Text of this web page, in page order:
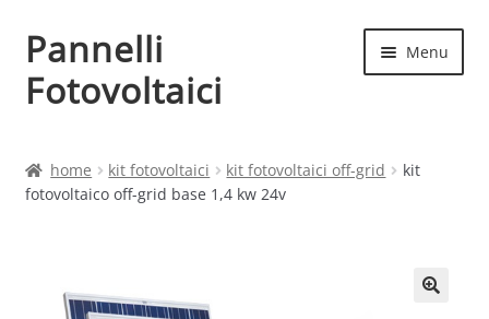
Vai
alla
navigazione
Vai
al
contenuto
Pannelli
Fotovoltaici
Menu
Cart
Chi siamo
home kit fotovoltaici kit fotovoltaici off-grid
kit
fotovoltaico off-grid base 1,4 kw 24v